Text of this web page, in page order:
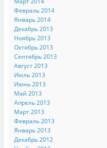
Февраль 2014
Январь 2014
Декабрь 2013
Ноябрь 2013
Октябрь 2013
Сентябрь 2013
Август 2013
Июль 2013
Июнь 2013
Май 2013
Апрель 2013
Март 2013
Февраль 2013
Январь 2013
Декабрь 2012